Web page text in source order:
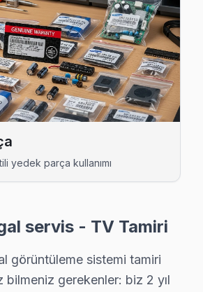
Servis
adresinde firmware güncellemesi
Arıza →
Servis
port arızası İstinye adresine gelen
→
Paşa Regal Servis
Paşa semtindeki Regal TV sorunları için
Servis
yedek parça kullanımı
servis - TV Tamiri
görüntüleme sistemi tamiri
bilmeniz gerekenler: biz 2 yıl